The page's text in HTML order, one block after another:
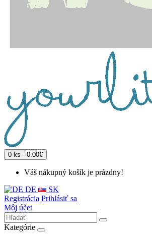
0 ks - 0.00€
Váš nákupný košík je prázdny!
DE
SK
Registrácia Prihlásiť sa
Môj účet
Kategórie